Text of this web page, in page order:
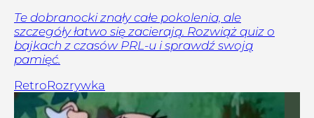
Te dobranocki znały całe pokolenia, ale
szczegóły łatwo się zacierają. Rozwiąż quiz o
bajkach z czasów PRL-u i sprawdź swoją
pamięć.
RetroRozrywka